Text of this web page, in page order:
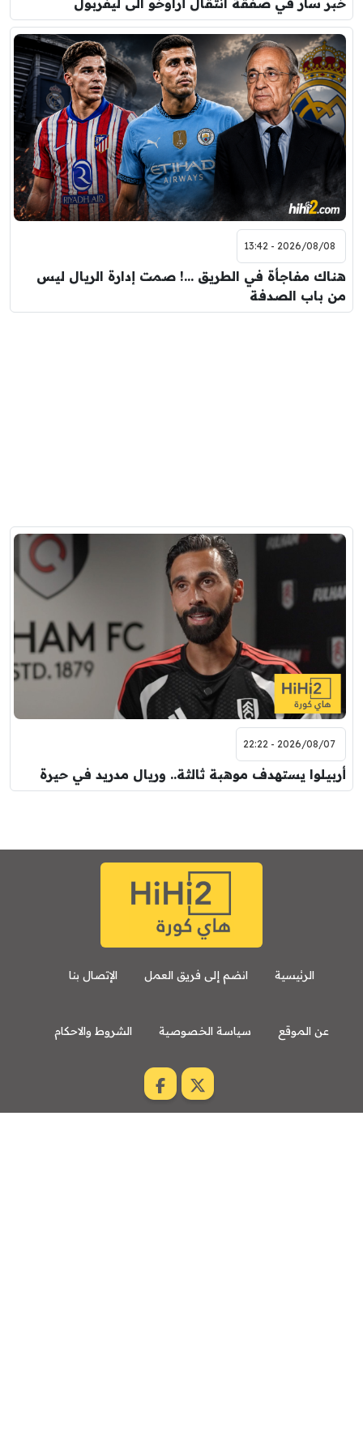
خبر سار في صفقة انتقال أراوخو الى ليفربول
2026/08/08 - 13:42
هناك مفاجأة في الطريق …! صمت إدارة الريال ليس
من باب الصدفة
2026/08/07 - 22:22
أربيلوا يستهدف موهبة ثالثة.. وريال مدريد في حيرة
الرئيسية انضم إلى فريق العمل الإتصال بنا
عن الموقع سياسة الخصوصية الشروط والاحكام